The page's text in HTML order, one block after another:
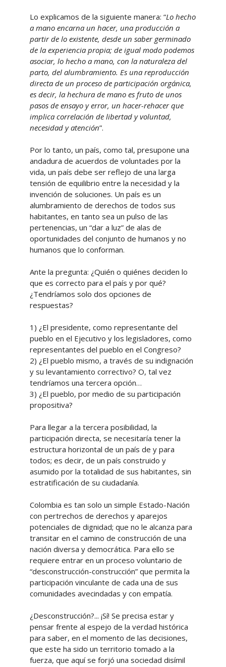
Lo explicamos de la siguiente manera: “Lo hecho
a mano encarna un hacer, una producción a
partir de lo existente, desde un saber germinado
de la experiencia propia; de igual modo podemos
asociar, lo hecho a mano, con la naturaleza del
parto, del alumbramiento. Es una reproducción
directa de un proceso de participación orgánica,
es decir, la hechura de mano es fruto de unos
pasos de ensayo y error, un hacer-rehacer que
implica correlación de libertad y voluntad,
necesidad y atención”.
Por lo tanto, un país, como tal, presupone una
andadura de acuerdos de voluntades por la
vida, un país debe ser reflejo de una larga
tensión de equilibrio entre la necesidad y la
invención de soluciones. Un país es un
alumbramiento de derechos de todos sus
habitantes, en tanto sea un pulso de las
pertenencias, un “dar a luz” de alas de
oportunidades del conjunto de humanos y no
humanos que lo conforman.
Ante la pregunta: ¿Quién o quiénes deciden lo
que es correcto para el país y por qué?
¿Tendríamos solo dos opciones de
respuestas?
1) ¿El presidente, como representante del
pueblo en el Ejecutivo y los legisladores, como
representantes del pueblo en el Congreso?
2) ¿El pueblo mismo, a través de su indignación
y su levantamiento correctivo? O, tal vez
tendríamos una tercera opción…
3) ¿El pueblo, por medio de su participación
propositiva?
Para llegar a la tercera posibilidad, la
participación directa, se necesitaría tener la
estructura horizontal de un país de y para
todos; es decir, de un país construido y
asumido por la totalidad de sus habitantes, sin
estratificación de su ciudadanía.
Colombia es tan solo un simple Estado-Nación
con pertrechos de derechos y aparejos
potenciales de dignidad; que no le alcanza para
transitar en el camino de construcción de una
nación diversa y democrática. Para ello se
requiere entrar en un proceso voluntario de
“desconstrucción-construcción” que permita la
participación vinculante de cada una de sus
comunidades avecindadas y con empatía.
¿Desconstrucción?... ¡Sí! Se precisa estar y
pensar frente al espejo de la verdad histórica
para saber, en el momento de las decisiones,
que este ha sido un territorio tomado a la
fuerza, que aquí se forjó una sociedad disímil